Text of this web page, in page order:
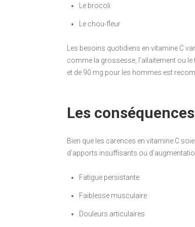
Le brocoli
Le chou-fleur
Les besoins quotidiens en vitamine C
comme la grossesse, l’allaitement ou
et de 90 mg pour les hommes est
Les
Bien que les carences en vitamine C
d’apports insuffisants ou
Fatigue persistante
Faiblesse musculaire
Douleurs articulaires